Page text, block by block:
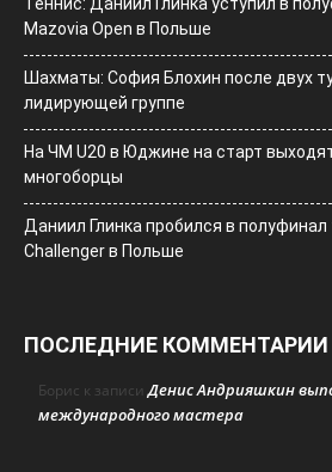
Теннис: Даниил Глинка уступил в
Mazovia Open в Польше
Шахматы: София Блохин после двух
лидирующей группе
На ЧМ U20 в Юджине на старт
многоборцы
Даниил Глинка пробился в полуфинал
Challenger в Польше
ПОСЛЕДНИЕ КОММЕНТАРИИ
Борис к записиДенис Андрияшкин
международного мастера